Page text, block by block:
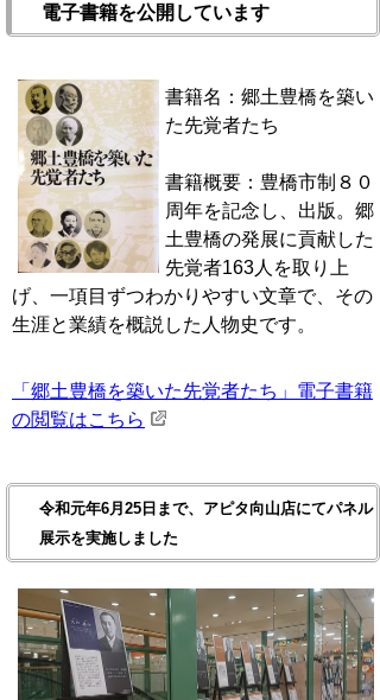
電子書籍を公開しています
書籍名：郷土豊橋を築い
た先覚者たち
書籍概要：豊橋市制８０
周年を記念し、出版。郷
土豊橋の発展に貢献した
先覚者163人を取り上
げ、一項目ずつわかりやすい文章で、その
生涯と業績を概説した人物史です。
「郷土豊橋を築いた先覚者たち」電子書籍
の閲覧はこちら
令和元年6月25日まで、アピタ向山店にてパネル
展示を実施しました